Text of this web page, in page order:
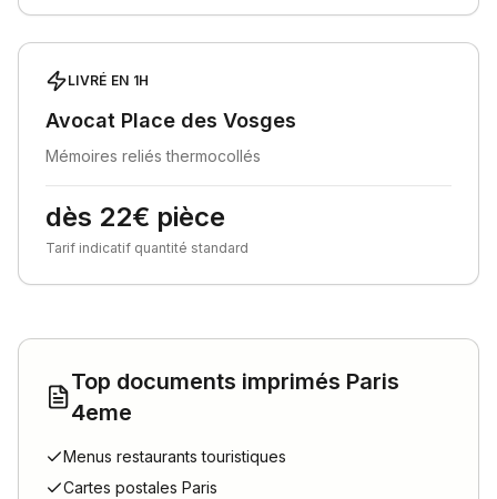
LIVRÉ EN 1H
Avocat Place des Vosges
Mémoires reliés thermocollés
dès 22€ pièce
Tarif indicatif quantité standard
Top documents imprimés Paris
4eme
Menus restaurants touristiques
Cartes postales Paris